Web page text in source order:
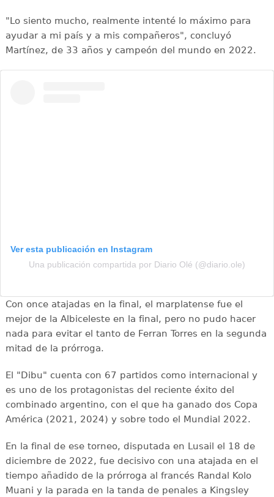
"Lo siento mucho, realmente intenté lo máximo para
ayudar a mi país y a mis compañeros", concluyó
Martínez, de 33 años y campeón del mundo en 2022.
Ver esta publicación en Instagram
Una publicación compartida por Diario Olé (@diario.ole)
Con once atajadas en la final, el marplatense fue el
mejor de la Albiceleste en la final, pero no pudo hacer
nada para evitar el tanto de Ferran Torres en la segunda
mitad de la prórroga.
El "Dibu" cuenta con 67 partidos como internacional y
es uno de los protagonistas del reciente éxito del
combinado argentino, con el que ha ganado dos Copa
América (2021, 2024) y sobre todo el Mundial 2022.
En la final de ese torneo, disputada en Lusail el 18 de
diciembre de 2022, fue decisivo con una atajada en el
tiempo añadido de la prórroga al francés Randal Kolo
Muani y la parada en la tanda de penales a Kingsley